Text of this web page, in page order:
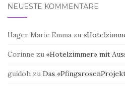
NEUESTE KOMMENTARE
Hager Marie Emma zu
Corinne zu «Hotelzimmer» mit
guidoh zu Das